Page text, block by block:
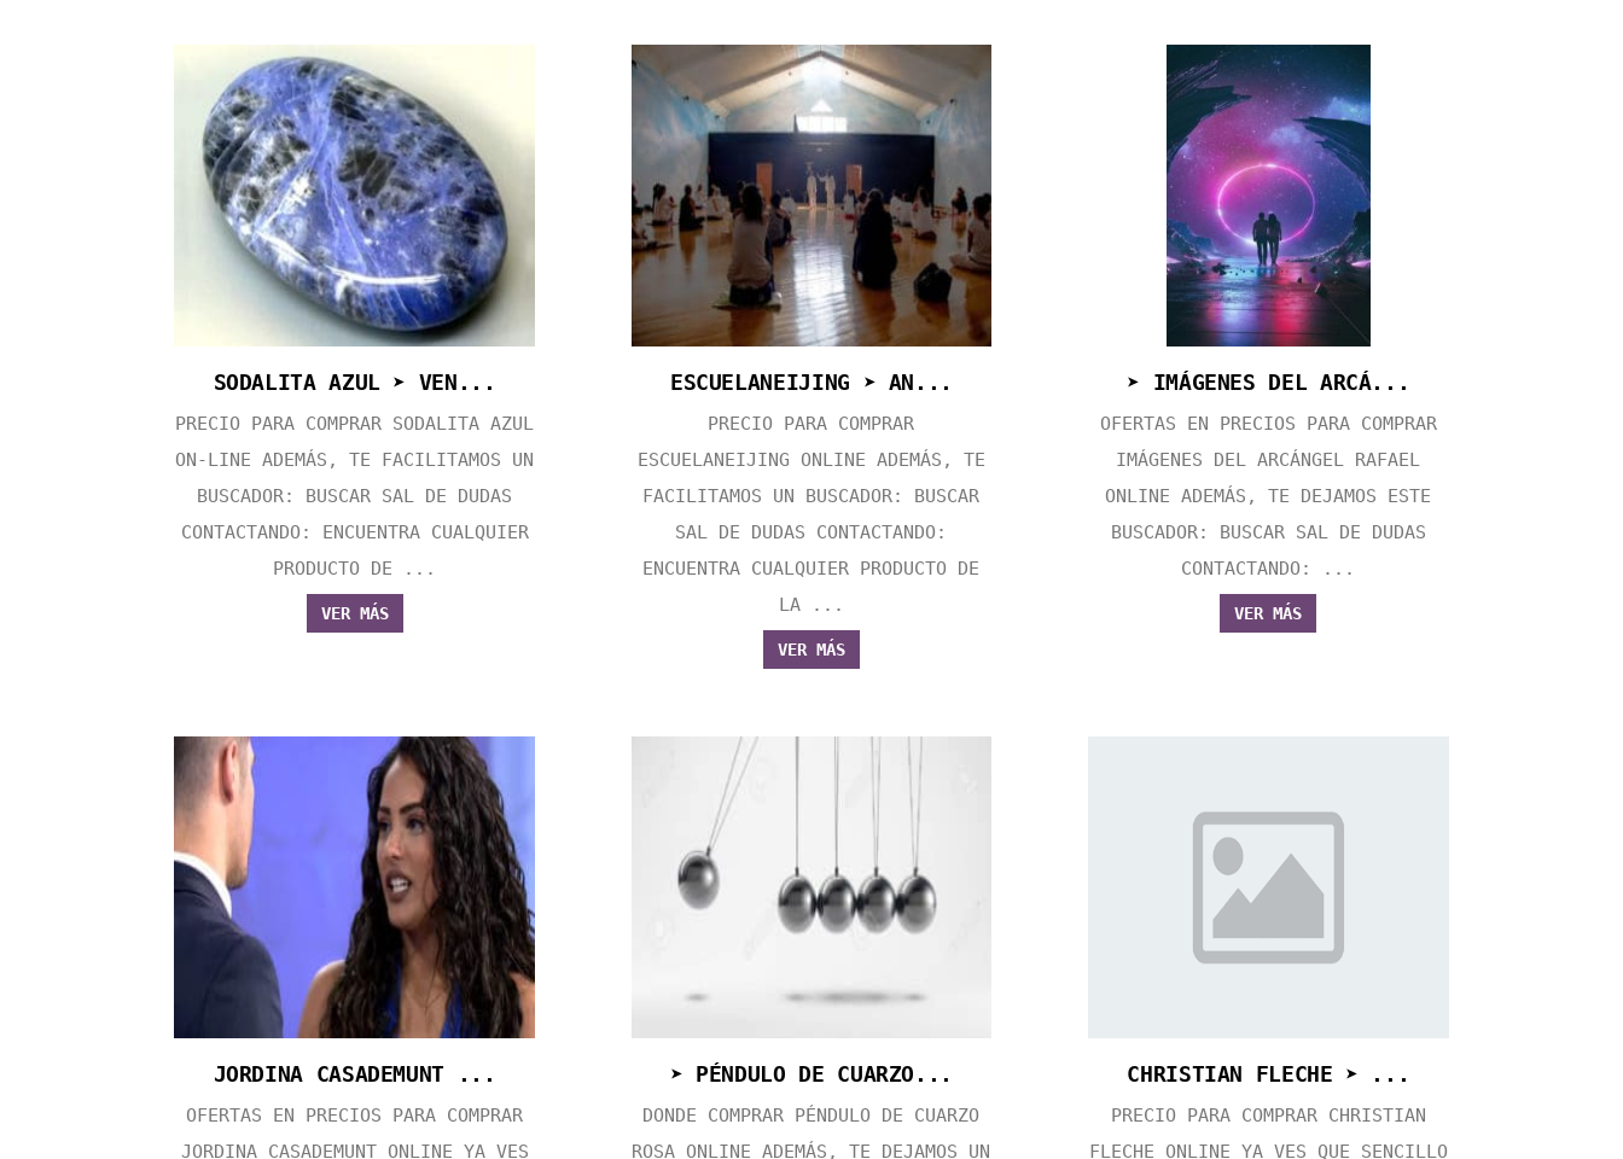
SODALITA AZUL ➤ VEN...
PRECIO PARA COMPRAR SODALITA AZUL
ON-LINE ADEMÁS, TE FACILITAMOS UN
BUSCADOR: BUSCAR SAL DE DUDAS
CONTACTANDO: ENCUENTRA CUALQUIER
PRODUCTO DE ...
VER MÁS
ESCUELANEIJING ➤ AN...
PRECIO PARA COMPRAR
ESCUELANEIJING ONLINE ADEMÁS, TE
FACILITAMOS UN BUSCADOR: BUSCAR
SAL DE DUDAS CONTACTANDO:
ENCUENTRA CUALQUIER PRODUCTO DE
LA ...
VER MÁS
➤ IMÁGENES DEL ARCÁ...
OFERTAS EN PRECIOS PARA COMPRAR
IMÁGENES DEL ARCÁNGEL RAFAEL
ONLINE ADEMÁS, TE DEJAMOS ESTE
BUSCADOR: BUSCAR SAL DE DUDAS
CONTACTANDO: ...
VER MÁS
JORDINA CASADEMUNT ...
OFERTAS EN PRECIOS PARA COMPRAR
JORDINA CASADEMUNT ONLINE YA VES
➤ PÉNDULO DE CUARZO...
DONDE COMPRAR PÉNDULO DE CUARZO
ROSA ONLINE ADEMÁS, TE DEJAMOS UN
CHRISTIAN FLECHE ➤ ...
PRECIO PARA COMPRAR CHRISTIAN
FLECHE ONLINE YA VES QUE SENCILLO